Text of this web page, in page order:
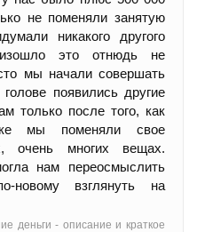
не поменяли занятую
никакого другого
это отнюдь не
мы начали совершать
появились другие
только после того, как
мы поменяли свое
очень многих вещах.
нам переосмыслить
взглянуть на
деньги - oписание и краткое